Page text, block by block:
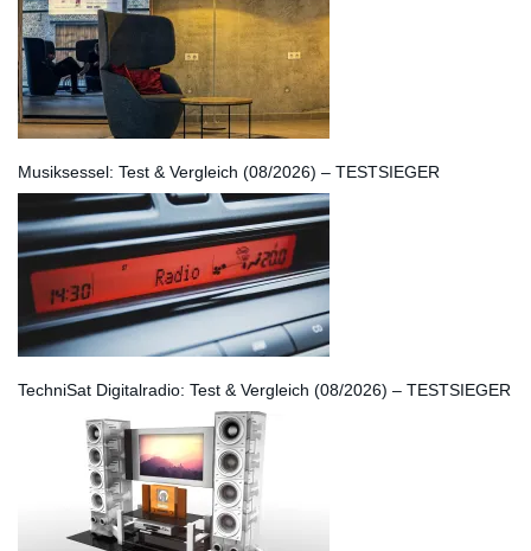
Musiksessel: Test & Vergleich (08/2026) – TESTSIEGER
TechniSat Digitalradio: Test & Vergleich (08/2026) – TESTSIEGER